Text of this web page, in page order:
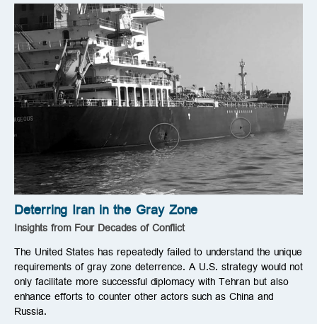
Deterring Iran in the Gray Zone
Insights from Four Decades of Conflict
The United States has repeatedly failed to understand the unique
requirements of gray zone deterrence. A U.S. strategy would not
only facilitate more successful diplomacy with Tehran but also
enhance efforts to counter other actors such as China and
Russia.